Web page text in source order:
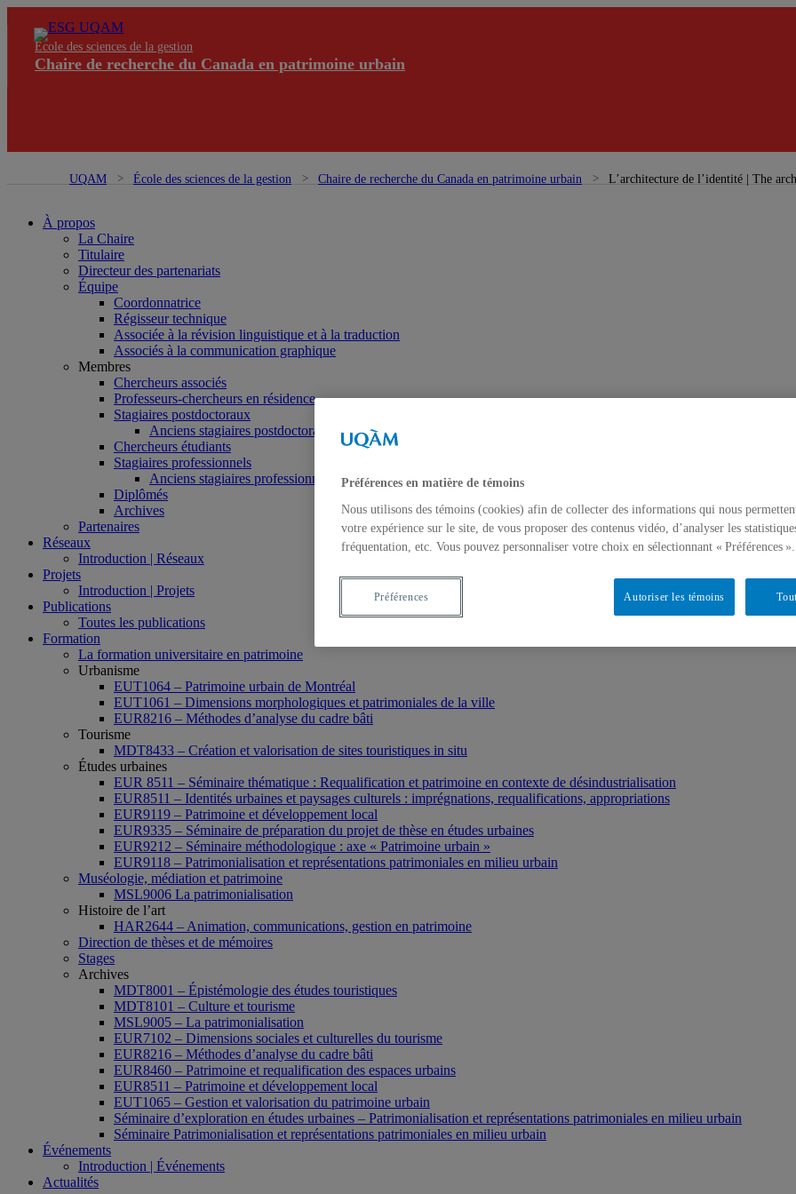
École des sciences de la gestion
Chaire de recherche du Canada en patrimoine urbain
UQAM École des sciences de la gestion Chaire de recherche du Canada en patrimoine urbain L’architecture de l’identité | The
À propos
La Chaire
Titulaire
Directeur des partenariats
Équipe
Coordonnatrice
Régisseur technique
Associée à la révision linguistique et à la traduction
Associés à la communication graphique
Membres
Chercheurs associés
Professeurs-chercheurs en résidence
Stagiaires postdoctoraux
Anciens stagiaires postdoctoraux
Chercheurs étudiants
Stagiaires professionnels
Anciens stagiaires professionnels
Diplômés
Archives
Partenaires
Réseaux
Introduction | Réseaux
Projets
Introduction | Projets
Publications
Toutes les publications
Formation
La formation universitaire en patrimoine
Urbanisme
EUT1064 – Patrimoine urbain de Montréal
EUT1061 – Dimensions morphologiques et patrimoniales de la ville
EUR8216 – Méthodes d’analyse du cadre bâti
Tourisme
MDT8433 – Création et valorisation de sites touristiques in situ
Études urbaines
EUR 8511 – Séminaire thématique : Requalification et patrimoine en contexte de désindustrialisation
EUR8511 – Identités urbaines et paysages culturels : imprégnations, requalifications, appropriations
EUR9119 – Patrimoine et développement local
EUR9335 – Séminaire de préparation du projet de thèse en études urbaines
EUR9212 – Séminaire méthodologique : axe « Patrimoine urbain »
EUR9118 – Patrimonialisation et représentations patrimoniales en milieu urbain
Muséologie, médiation et patrimoine
MSL9006 La patrimonialisation
Histoire de l’art
HAR2644 – Animation, communications, gestion en patrimoine
Direction de thèses et de mémoires
Stages
Archives
MDT8001 – Épistémologie des études touristiques
MDT8101 – Culture et tourisme
MSL9005 – La patrimonialisation
EUR7102 – Dimensions sociales et culturelles du tourisme
EUR8216 – Méthodes d’analyse du cadre bâti
EUR8460 – Patrimoine et requalification des espaces urbains
EUR8511 – Patrimoine et développement local
EUT1065 – Gestion et valorisation du patrimoine urbain
Séminaire d’exploration en études urbaines – Patrimonialisation et représentations patrimoniales en milieu urbain
Séminaire Patrimonialisation et représentations patrimoniales en milieu urbain
Événements
Introduction | Événements
Actualités
Préférences en matière de témoins
Nous utilisons des témoins (cookies) afin de collecter des informations qui nous
votre expérience sur le site, de vous proposer des contenus vidéo, d’analyser les
fréquentation, etc. Vous pouvez personnaliser votre choix en sélectionnant « Préférences ».
Autoriser les témoins
Préférences